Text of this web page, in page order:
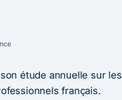
étude annuelle sur les
français.